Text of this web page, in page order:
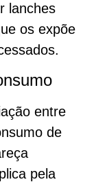
lanches
os expõe
entre
de
pela